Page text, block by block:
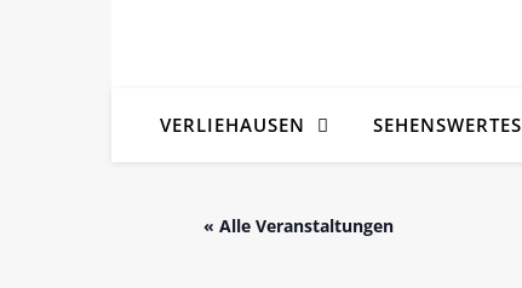
VERLIEHAUSEN SEHENSWERTES
« Alle Veranstaltungen